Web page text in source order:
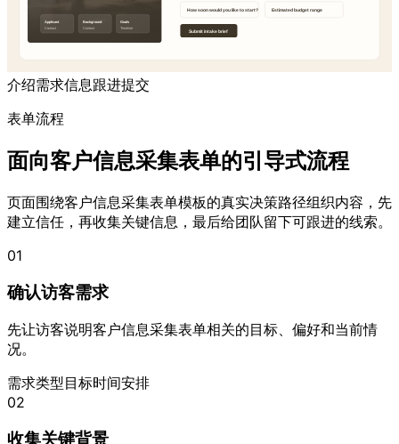
介绍需求信息跟进提交
表单流程
面向客户信息采集表单的引导式流程
页面围绕客户信息采集表单模板的真实决策路径组织内容，先
建立信任，再收集关键信息，最后给团队留下可跟进的线索。
01
确认访客需求
先让访客说明客户信息采集表单相关的目标、偏好和当前情
况。
需求类型目标时间安排
02
收集关键背景